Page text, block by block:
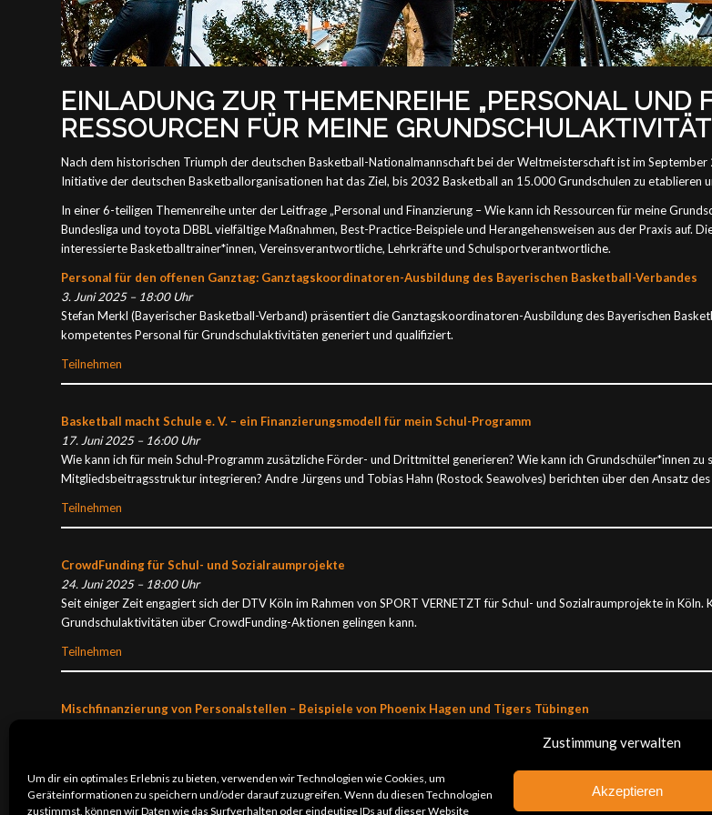
Zustimmung verwalten
Um dir ein optimales Erlebnis zu bieten, verwenden wir Technologien wie Cookies, um
Geräteinformationen zu speichern und/oder darauf zuzugreifen. Wenn du diesen Technologien
zustimmst, können wir Daten wie das Surfverhalten oder eindeutige IDs auf dieser Website
Akzeptieren
EINLADUNG ZUR THEMENREIHE „PERSONAL UND
RESSOURCEN FÜR MEINE
Nach dem historischen Triumph der deutschen Basketball-Nationalmannschaft bei der Weltmeisterschaft ist im
Initiative der deutschen Basketballorganisationen hat das Ziel, bis 2032 Basketball an 15.000 Grundschulen zu etablieren
In einer 6-teiligen Themenreihe unter der Leitfrage „Personal und Finanzierung – Wie kann ich Ressourcen für meine
Bundesliga und toyota DBBL vielfältige Maßnahmen, Best-Practice-Beispiele und Herangehensweisen aus der Praxis auf.
interessierte Basketballtrainer*innen, Vereinsverantwortliche, Lehrkräfte und Schulsportverantwortliche.
Personal für den offenen Ganztag: Ganztagskoordinatoren-Ausbildung des Bayerischen Basketball-Verbandes
3. Juni 2025 – 18:00 Uhr
Stefan Merkl (Bayerischer Basketball-Verband) präsentiert die Ganztagskoordinatoren-Ausbildung des Bayerischen
kompetentes Personal für Grundschulaktivitäten generiert und qualifiziert.
Teilnehmen
Basketball macht Schule e. V. – ein Finanzierungsmodell für mein Schul-Programm
17. Juni 2025 – 16:00 Uhr
Wie kann ich für mein Schul-Programm zusätzliche Förder- und Drittmittel generieren? Wie kann ich Grundschüler*innen
Mitgliedsbeitragsstruktur integrieren? Andre Jürgens und Tobias Hahn (Rostock Seawolves) berichten über den Ansatz des
Teilnehmen
CrowdFunding für Schul- und Sozialraumprojekte
24. Juni 2025 – 18:00 Uhr
Seit einiger Zeit engagiert sich der DTV Köln im Rahmen von SPORT VERNETZT für Schul- und Sozialraumprojekte in
Grundschulaktivitäten über CrowdFunding-Aktionen gelingen kann.
Teilnehmen
Mischfinanzierung von Personalstellen – Beispiele von Phoenix Hagen und Tigers Tübingen
Zusätzliche Personalstellen an der Schnittstelle von Sportverein und Grundschule entstehen immer wieder über
Wasielewski (Phoenix Hagen) berichten aus der Praxis.